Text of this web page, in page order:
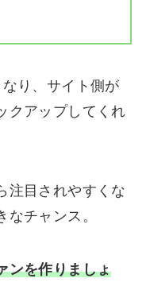
り、サイト側が
クアップしてくれ
注目されやすくな
チャンス。
ンを作りましょ